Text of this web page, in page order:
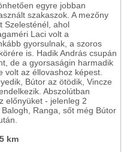
egyre jobban
szakaszok. A mezőny
Szelesténél, ahol
Laci volt a
gyorsulnak, a szoros
is. Hadik András csupán
de a gyorsaságin harmadik
volt az éllovashoz képest.
Bútor az ötödik, Vincze
Abszolútban
előnyüket - jelenleg 2
Ranga, sőt még Bútor
km